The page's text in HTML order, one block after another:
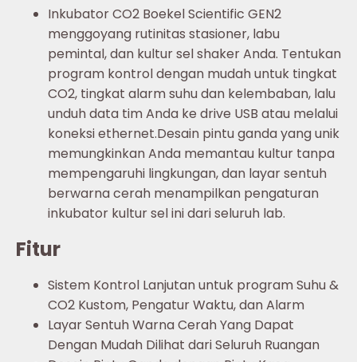
Inkubator CO2 Boekel Scientific GEN2
menggoyang rutinitas stasioner, labu
pemintal, dan kultur sel shaker Anda. Tentukan
program kontrol dengan mudah untuk tingkat
CO2, tingkat alarm suhu dan kelembaban, lalu
unduh data tim Anda ke drive USB atau melalui
koneksi ethernet.Desain pintu ganda yang unik
memungkinkan Anda memantau kultur tanpa
mempengaruhi lingkungan, dan layar sentuh
berwarna cerah menampilkan pengaturan
inkubator kultur sel ini dari seluruh lab.
Fitur
Sistem Kontrol Lanjutan untuk program Suhu &
CO2 Kustom, Pengatur Waktu, dan Alarm
Layar Sentuh Warna Cerah Yang Dapat
Dengan Mudah Dilihat dari Seluruh Ruangan